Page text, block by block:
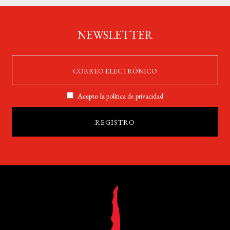
NEWSLETTER
Acepto lapolítica de privacidad